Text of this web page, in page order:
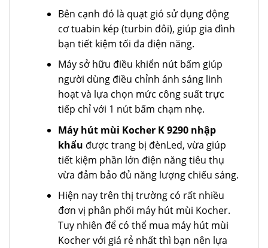
Bên cạnh đó là quạt gió sử dụng động
cơ tuabin kép (turbin đôi), giúp gia đình
bạn tiết kiệm tối đa điện năng.
Máy sở hữu điều khiển nút bấm giúp
người dùng điều chỉnh ánh sáng linh
hoạt và lựa chọn mức công suất trực
tiếp chỉ với 1 nút bấm chạm nhẹ.
Máy hút mùi Kocher K 9290 nhập
khẩu được trang bị đènLed, vừa giúp
tiết kiệm phần lớn điện năng tiêu thụ
vừa đảm bảo đủ năng lượng chiếu sáng.
Hiện nay trên thị trường có rất nhiều
đơn vị phân phối máy hút mùi Kocher.
Tuy nhiên để có thể mua máy hút mùi
Kocher với giá rẻ nhất thì bạn nên lựa